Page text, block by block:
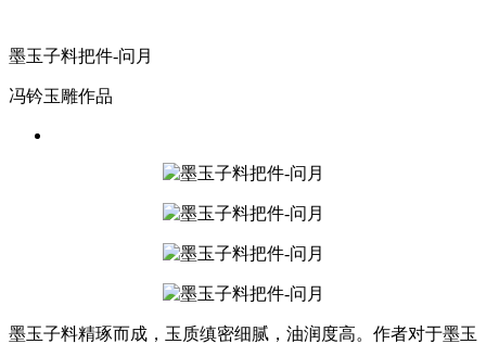
墨玉子料把件-问月
冯钤玉雕作品
墨玉子料精琢而成，玉质缜密细腻，油润度高。作者对于墨玉